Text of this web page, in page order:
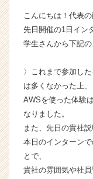
こんにちは！代表の
先日開催の1日イン
学生さんから下記
〉これまで参加し
は多くなかった上、
AWSを使った体験
なりました。
また、先日の貴社
本日のインターン
とで、
貴社の雰囲気や社